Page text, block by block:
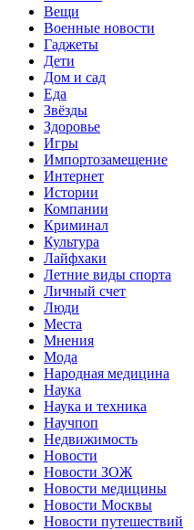
Вещи
Военные новости
Гаджеты
Дети
Дом и сад
Еда
Звёзды
Здоровье
Игры
Импортозамещение
Интернет
Истории
Компании
Криминал
Культура
Лайфхаки
Летние виды спорта
Личный счет
Люди
Места
Мнения
Мода
Народная медицина
Наука
Наука и техника
Научпоп
Недвижимость
Новости
Новости ЗОЖ
Новости медицины
Новости Москвы
Новости путешествий